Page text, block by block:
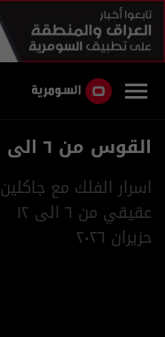
القوس من ٦ الى ١٢ حزيران ٢٠٢٦
اسرار الفلك مع جاكلين
عقيقي من ٦ الى ١٢
حزيران ٢٠٢٦